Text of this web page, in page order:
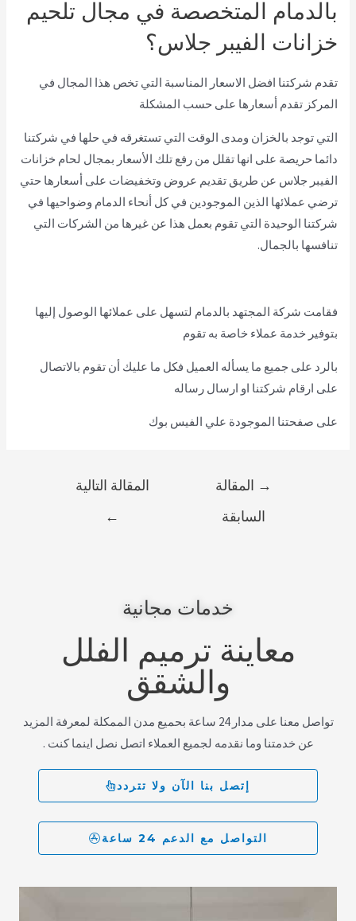
بالدمام المتخصصة في مجال تلحيم
خزانات الفيبر جلاس؟
تقدم شركتنا افضل الاسعار المناسبة التي تخص هذا المجال في
المركز تقدم أسعارها على حسب المشكلة
التي توجد بالخزان ومدى الوقت التي تستغرقه في حلها في شركتنا
دائما حريصة على انها تقلل من رفع تلك الأسعار بمجال لحام خزانات
الفيبر جلاس عن طريق تقديم عروض وتخفيضات على أسعارها حتي
ترضي عملائها الذين الموجودين في كل أنحاء الدمام وضواحيها في
شركتنا الوحيدة التي تقوم بعمل هذا عن غيرها من الشركات التي
تنافسها بالجمال.
فقامت شركة المجتهد بالدمام لتسهل على عملائها الوصول إليها
بتوفير خدمة عملاء خاصة به تقوم
بالرد على جميع ما يسأله العميل فكل ما عليك أن تقوم بالاتصال
على ارقام شركتنا او ارسال رساله
على صفحتنا الموجودة علي الفيس بوك
→ المقالة
السابقة
المقالة التالية
←
خدمات مجانية
معاينة ترميم الفلل
والشقق
تواصل معنا على مدار 24 ساعة بحميع مدن الممكلة لمعرفة المزيد
عن خدمتنا وما نقدمه لجميع العملاء اتصل نصل اينما كنت .
إتصل بنا الآن ولا تتردد
التواصل مع الدعم 24 ساعة